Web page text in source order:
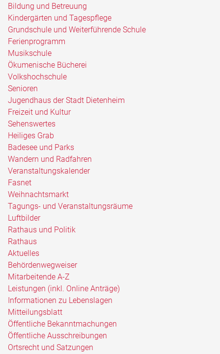
Bildung und Betreuung
Kindergärten und Tagespflege
Grundschule und Weiterführende Schule
Ferienprogramm
Musikschule
Ökumenische Bücherei
Volkshochschule
Senioren
Jugendhaus der Stadt Dietenheim
Freizeit und Kultur
Sehenswertes
Heiliges Grab
Badesee und Parks
Wandern und Radfahren
Veranstaltungskalender
Fasnet
Weihnachtsmarkt
Tagungs- und Veranstaltungsräume
Luftbilder
Rathaus und Politik
Rathaus
Aktuelles
Behördenwegweiser
Mitarbeitende A-Z
Leistungen (inkl. Online Anträge)
Informationen zu Lebenslagen
Mitteilungsblatt
Öffentliche Bekanntmachungen
Öffentliche Ausschreibungen
Ortsrecht und Satzungen